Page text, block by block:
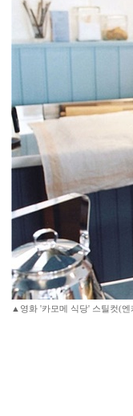
▲영화 '카모메 식당' 스틸컷(엔